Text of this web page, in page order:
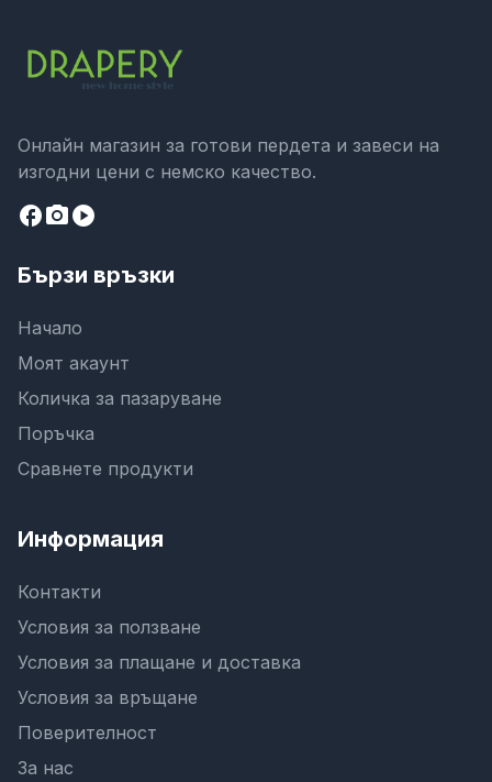
Онлайн магазин за готови пердета и завеси на
изгодни цени с немско качество.
facebookcamera_altplay_circle
Бързи връзки
Начало
Моят акаунт
Количка за пазаруване
Поръчка
Сравнете продукти
Информация
Контакти
Условия за ползване
Условия за плащане и доставка
Условия за връщане
Поверителност
За нас